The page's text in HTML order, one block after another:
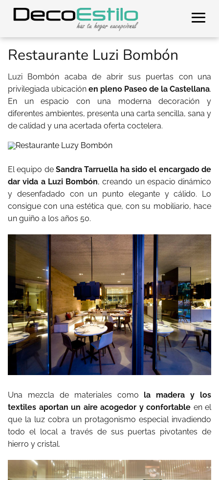
Restaurante Luzi Bombón
Luzi Bombón acaba de abrir sus puertas con una
privilegiada ubicación en pleno Paseo de la Castellana.
En un espacio con una moderna decoración y
diferentes ambientes, presenta una carta sencilla, sana y
de calidad y una acertada oferta coctelera.
El equipo de Sandra Tarruella ha sido el encargado de
dar vida a Luzi Bombón, creando un espacio dinámico
y desenfadado con un punto elegante y cálido. Lo
consigue con una estética que, con su mobiliario, hace
un guiño a los años 50.
Una mezcla de materiales como la madera y los
textiles aportan un aire acogedor y confortable en el
que la luz cobra un protagonismo especial invadiendo
todo el local a través de sus puertas pivotantes de
hierro y cristal.